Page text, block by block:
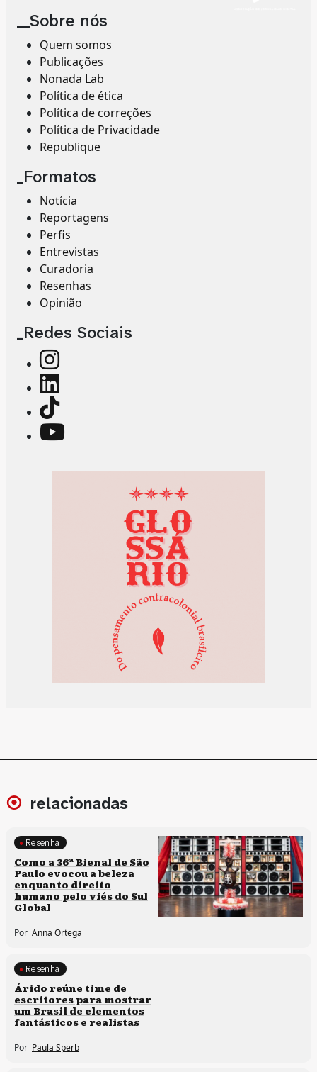
__Sobre nós
Quem somos
Publicações
Nonada Lab
Política de ética
Política de correções
Política de Privacidade
Republique
_Formatos
Notícia
Reportagens
Perfis
Entrevistas
Curadoria
Resenhas
Opinião
_Redes Sociais
relacionadas
Processos artísticos
Resenha
Como a 36ª Bienal de São
Paulo evocou a beleza
enquanto direito
humano pelo viés do Sul
Global
Por Anna Ortega
Processos artísticos
Resenha
Árido reúne time de
escritores para mostrar
um Brasil de elementos
fantásticos e realistas
Por Paula Sperb